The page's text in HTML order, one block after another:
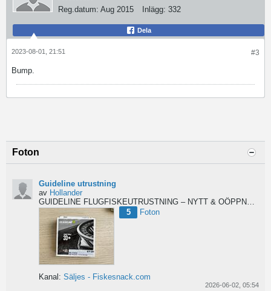
Reg.datum: Aug 2015 Inlägg: 332
Dela
#3
2023-08-01, 21:51
Bump.
Foton
Guideline utrustning
av Hollander
GUIDELINE FLUGFISKEUTRUSTNING – NYTT & OÖPPNAT
5
Foton
Kanal: Säljes - Fiskesnack.com
2026-06-02, 05:54